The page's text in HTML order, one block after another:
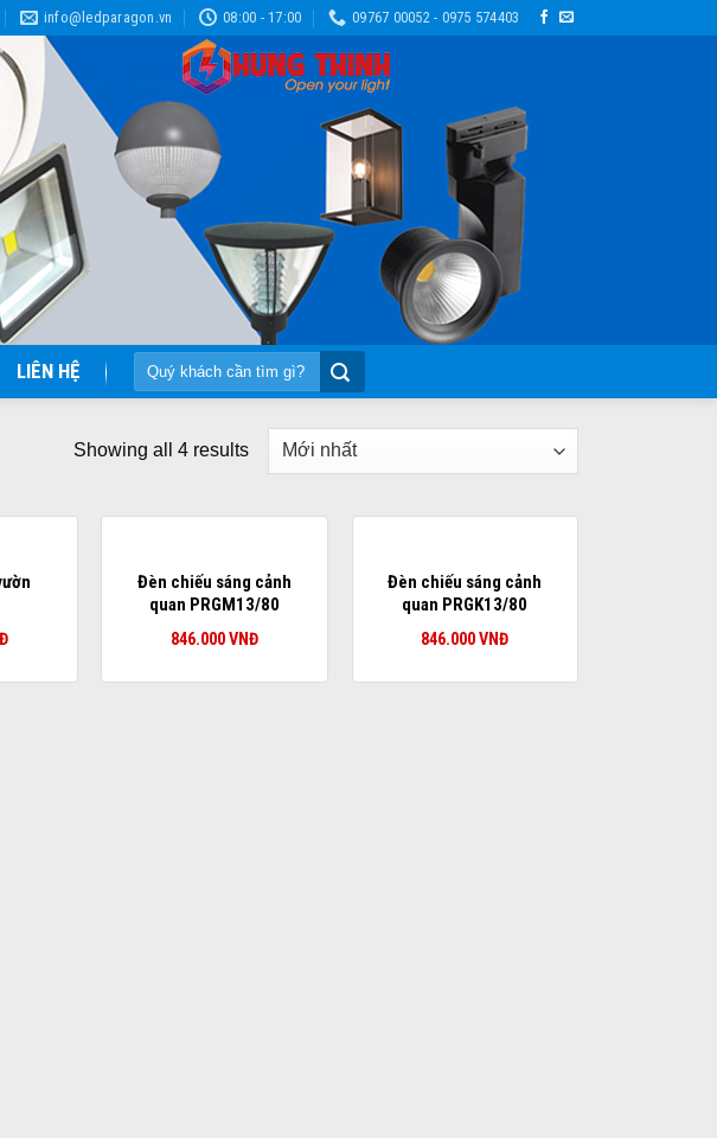
info@ledparagon.vn 08:00 - 17:00 09767 00052 - 0975 574403
LIÊN HỆ
Tìm
kiếm:
Showing all 4 results
Đèn chiếu sáng cảnh
quan PRGM13/80
846.000VNĐ
Đèn chiếu sáng cảnh
quan PRGK13/80
846.000VNĐ